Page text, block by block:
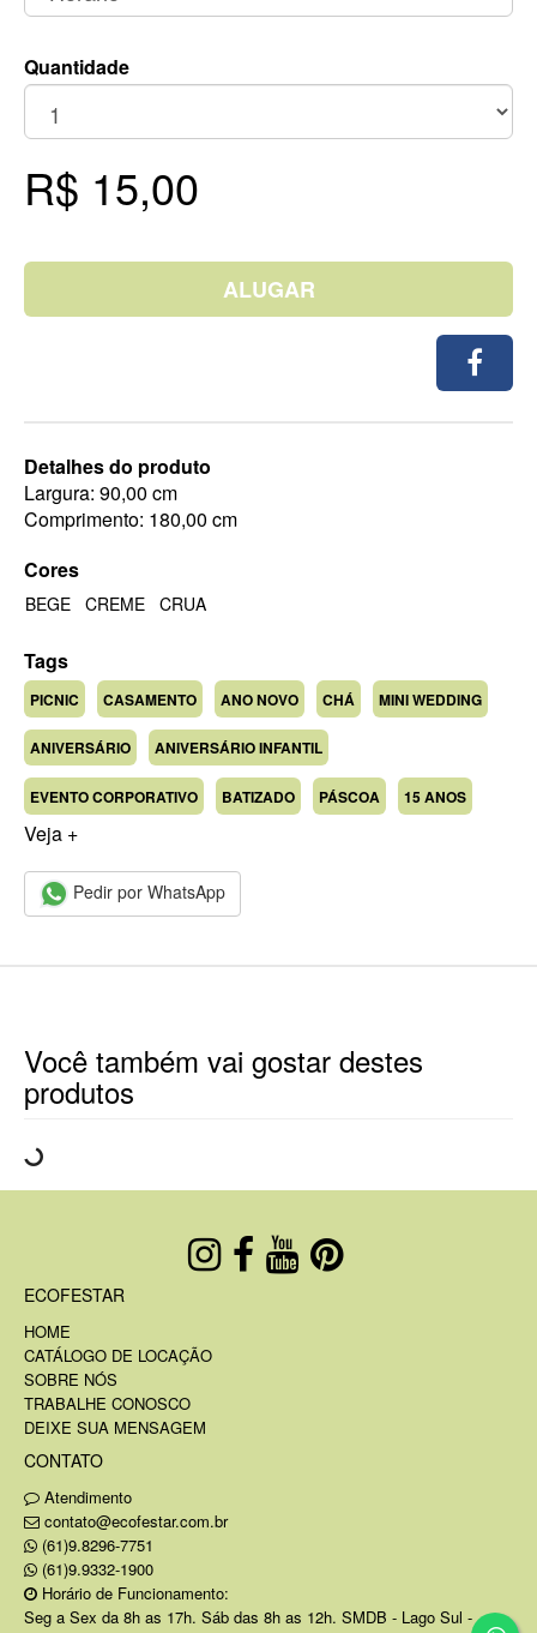
Quantidade
R$ 15,00
ALUGAR
Detalhes do produto
Largura: 90,00 cm
Comprimento: 180,00 cm
Cores
BEGE CREME CRUA
Tags
PICNIC CASAMENTO ANO NOVO CHÁ MINI WEDDING
ANIVERSÁRIO ANIVERSÁRIO INFANTIL
EVENTO CORPORATIVO BATIZADO PÁSCOA 15 ANOS
Veja +
Pedir por WhatsApp
Você também vai gostar destes
produtos
ECOFESTAR
HOME
CATÁLOGO DE LOCAÇÃO
SOBRE NÓS
TRABALHE CONOSCO
DEIXE SUA MENSAGEM
CONTATO
Atendimento
contato@ecofestar.com.br
(61)9.8296-7751
(61)9.9332-1900
Horário de Funcionamento:
Seg a Sex da 8h as 17h. Sáb das 8h as 12h. SMDB - Lago Sul -